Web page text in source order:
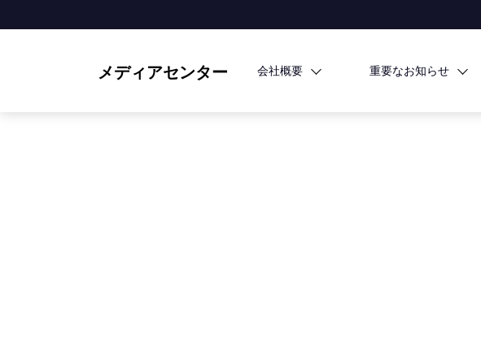
メディアセンター 会社概要 重要なお知らせ